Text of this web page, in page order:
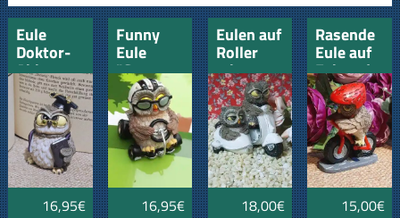
Eule
Doktor-
Abiturent
16,95€
Funny
Eule
"Gute
Fahrt"
Führerschein
16,95€
Eulen auf
Roller
mit
Beiwagen
18,00€
Rasende
Eule auf
Fahrrad
15,00€